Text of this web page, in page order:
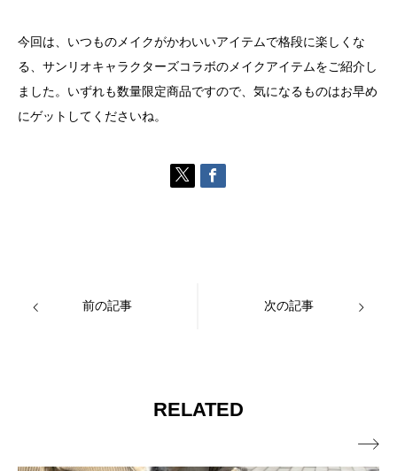
今回は、いつものメイクがかわいいアイテムで格段に楽しくな
る、サンリオキャラクターズコラボのメイクアイテムをご紹介し
ました。いずれも数量限定商品ですので、気になるものはお早め
にゲットしてくださいね。
前の記事 次の記事
RELATED
